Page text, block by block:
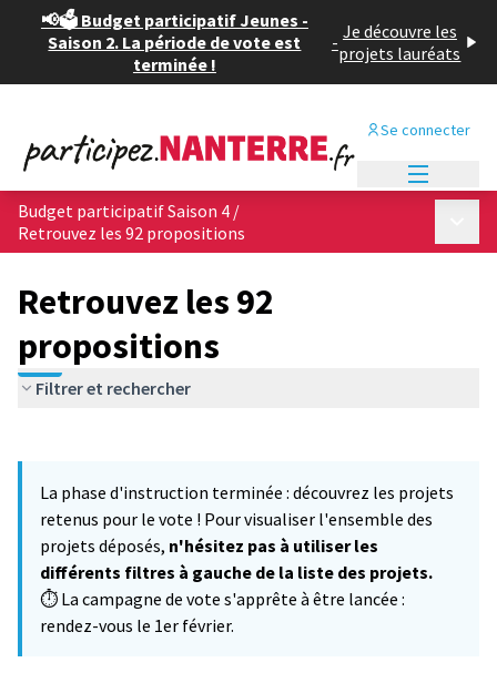
📢🗳️ Budget participatif Jeunes -
Saison 2. La période de vote est
terminée !
- Je découvre les
projets lauréats
Se connecter
Budget participatif Saison 4 /
Retrouvez les 92 propositions
Retrouvez les 92
propositions
Filtrer et rechercher
−
La phase d'instruction terminée : découvrez les projets
retenus pour le vote ! Pour visualiser l'ensemble des
projets déposés, n'hésitez pas à utiliser les
différents filtres à gauche de la liste des projets.
⏱️ La campagne de vote s'apprête à être lancée :
rendez-vous le 1er février.